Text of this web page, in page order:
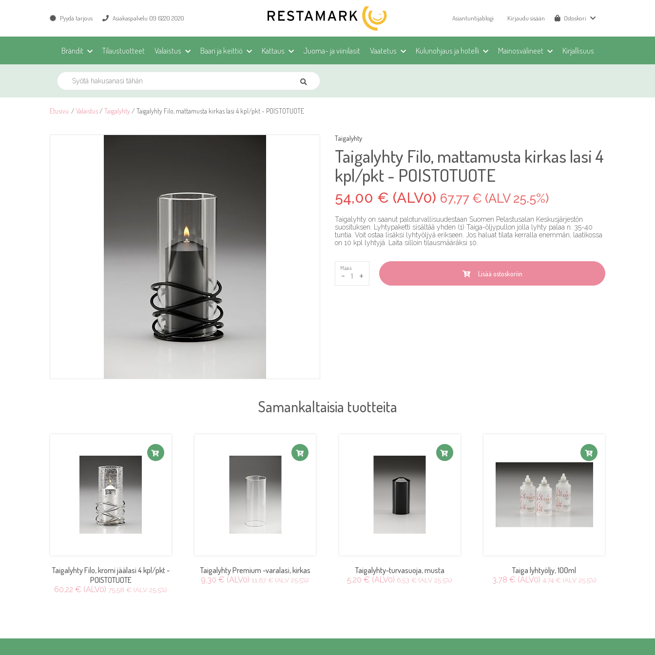
Pyydä tarjous Asiakaspalvelu 09 6220 2020 Asiantuntijablogi Kirjaudu sisään Ostoskori
Brändit Tilaustuotteet Valaistus Baari ja keittiö Kattaus Juoma- ja viinilasit Vaatetus Kulunohjaus ja hotelli Mainosvälineet Kirjallisuus
Etusivu /Valaistus /Taigalyhty / Taigalyhty Filo, mattamusta kirkas lasi 4 kpl/pkt - POISTOTUOTE
Taigalyhty
Taigalyhty Filo, mattamusta kirkas lasi 4
kpl/pkt - POISTOTUOTE
54,00 € (ALV0) 67,77 € (ALV 25.5%)
Taigalyhty on saanut paloturvallisuudestaan Suomen Pelastusalan Keskusjärjestön
suosituksen. Lyhtypaketti sisältää yhden (1) Taiga-öljypullon jolla lyhty palaa n. 35-40
tuntia. Voit ostaa lisäksi lyhtyöljyä erikseen. Jos haluat tilata kerralla enemmän, laatikossa
on 10 kpl lyhtyjä. Laita silloin tilausmääräksi 10.
Määrä
- + Lisää ostoskoriin
Samankaltaisia tuotteita
Taigalyhty Filo, kromi jäälasi 4 kpl/pkt -
POISTOTUOTE
60,22 € (ALV0) 75,58 € (ALV 25.5%)
Taigalyhty Premium -varalasi, kirkas
9,30 € (ALV0) 11,67 € (ALV 25.5%)
Taigalyhty-turvasuoja, musta
5,20 € (ALV0) 6,53 € (ALV 25.5%)
Taiga lyhtyöljy, 100ml
3,78 € (ALV0) 4,74 € (ALV 25.5%)